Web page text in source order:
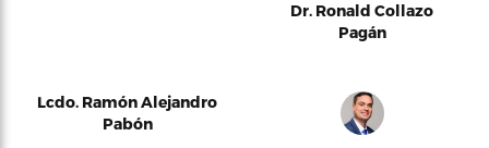
Dr. Ronald Collazo
Pagán
Lcdo. Ramón Alejandro
Pabón